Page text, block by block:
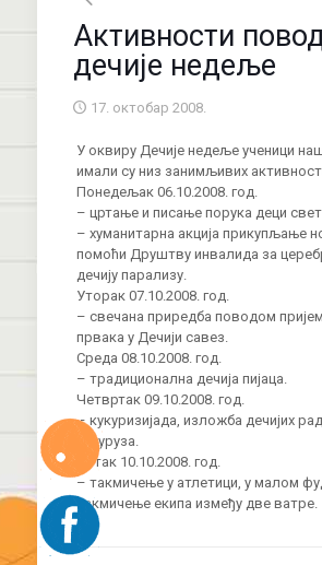
Активности
дечије недеље
17. октобар 2008.
У оквиру Дечије недеље ученици
имали су низ занимљивих
Понедељак 06.10.2008. год.
– цртање и писање порука деци
– хуманитарна акција прикупљање
помоћи Друштву инвалида за
дечију парализу.
Уторак 07.10.2008. год.
– свечана приредба поводом
првака у Дечији савез.
Среда 08.10.2008. год.
– традиционална дечија пијаца.
Четвртак 09.10.2008. год.
– кукуризијада, изложба дечијих
кукуруза.
Петак 10.10.2008. год.
– такмичење у атлетици, у малом
такмичење екипа између две ватре.